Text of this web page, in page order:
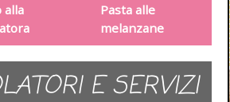
alla
Pasta alle
melanzane
E SERVIZI